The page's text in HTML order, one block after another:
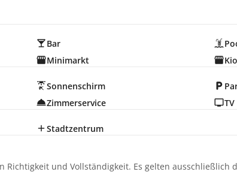
Bar
Minimarkt
Sonnenschirm
Zimmerservice TV
Stadtzentrum
Richtigkeit und Vollständigkeit. Es gelten ausschließlich